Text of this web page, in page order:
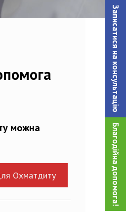
Записатися на консультацiю
Благодійна допомога!
можна
Охматдиту